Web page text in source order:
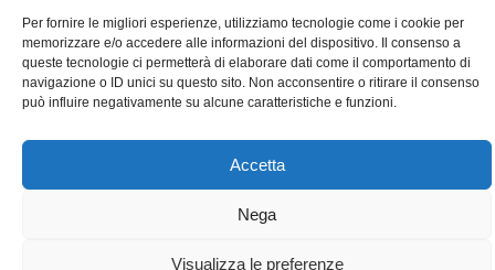
Per fornire le migliori esperienze, utilizziamo tecnologie come i cookie per
memorizzare e/o accedere alle informazioni del dispositivo. Il consenso a
queste tecnologie ci permetterà di elaborare dati come il comportamento di
navigazione o ID unici su questo sito. Non acconsentire o ritirare il consenso
può influire negativamente su alcune caratteristiche e funzioni.
Accetta
Nega
Visualizza le preferenze
Credits & Powered by ROMANO